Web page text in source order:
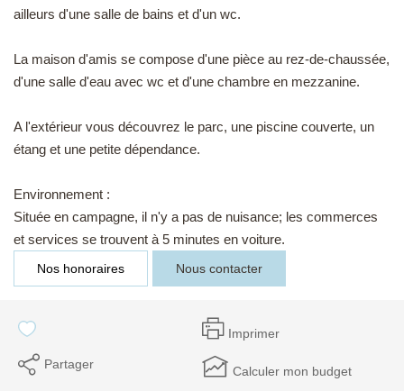
ailleurs d'une salle de bains et d'un wc.
La maison d'amis se compose d'une pièce au rez-de-chaussée,
d'une salle d'eau avec wc et d'une chambre en mezzanine.
A l'extérieur vous découvrez le parc, une piscine couverte, un
étang et une petite dépendance.
Environnement :
Située en campagne, il n'y a pas de nuisance; les commerces
et services se trouvent à 5 minutes en voiture.
Nos honoraires Nous contacter
Imprimer
Partager Calculer mon budget